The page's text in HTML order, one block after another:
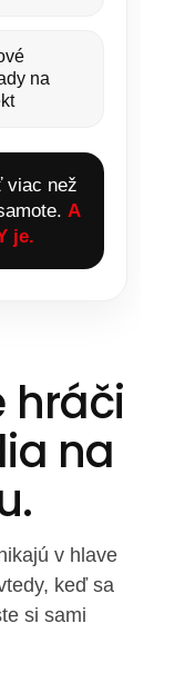
na
viac než
A
je.
na
v hlave
keď sa
si sami